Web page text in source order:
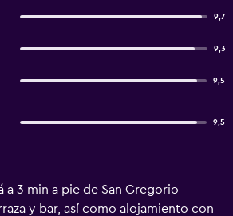
9,7
9,3
9,5
9,5
a 3 min a pie de San Gregorio
y bar, así como alojamiento con